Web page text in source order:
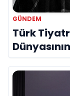
GÜNDEM
Türk
Hayatını